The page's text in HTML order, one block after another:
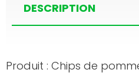
DESCRIPTION
Produit : Chips de